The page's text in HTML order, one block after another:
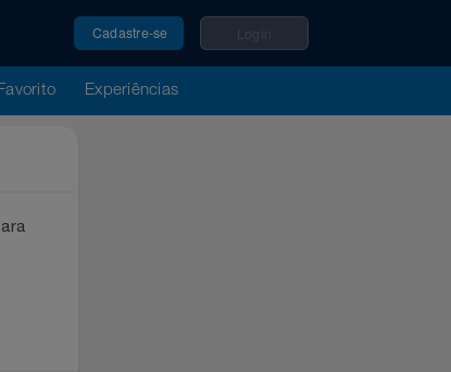
Cadastre-se
Favorito Experiências
para